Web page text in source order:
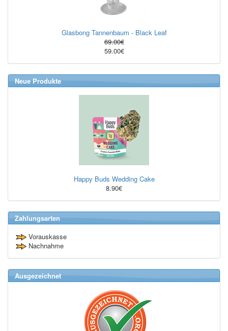
Glasbong Tannenbaum - Black Leaf
69.00€
59.00€
Neue Produkte
Happy Buds Wedding Cake
8.90€
Zahlungsarten
Vorauskasse
Nachnahme
Ausgezeichnet